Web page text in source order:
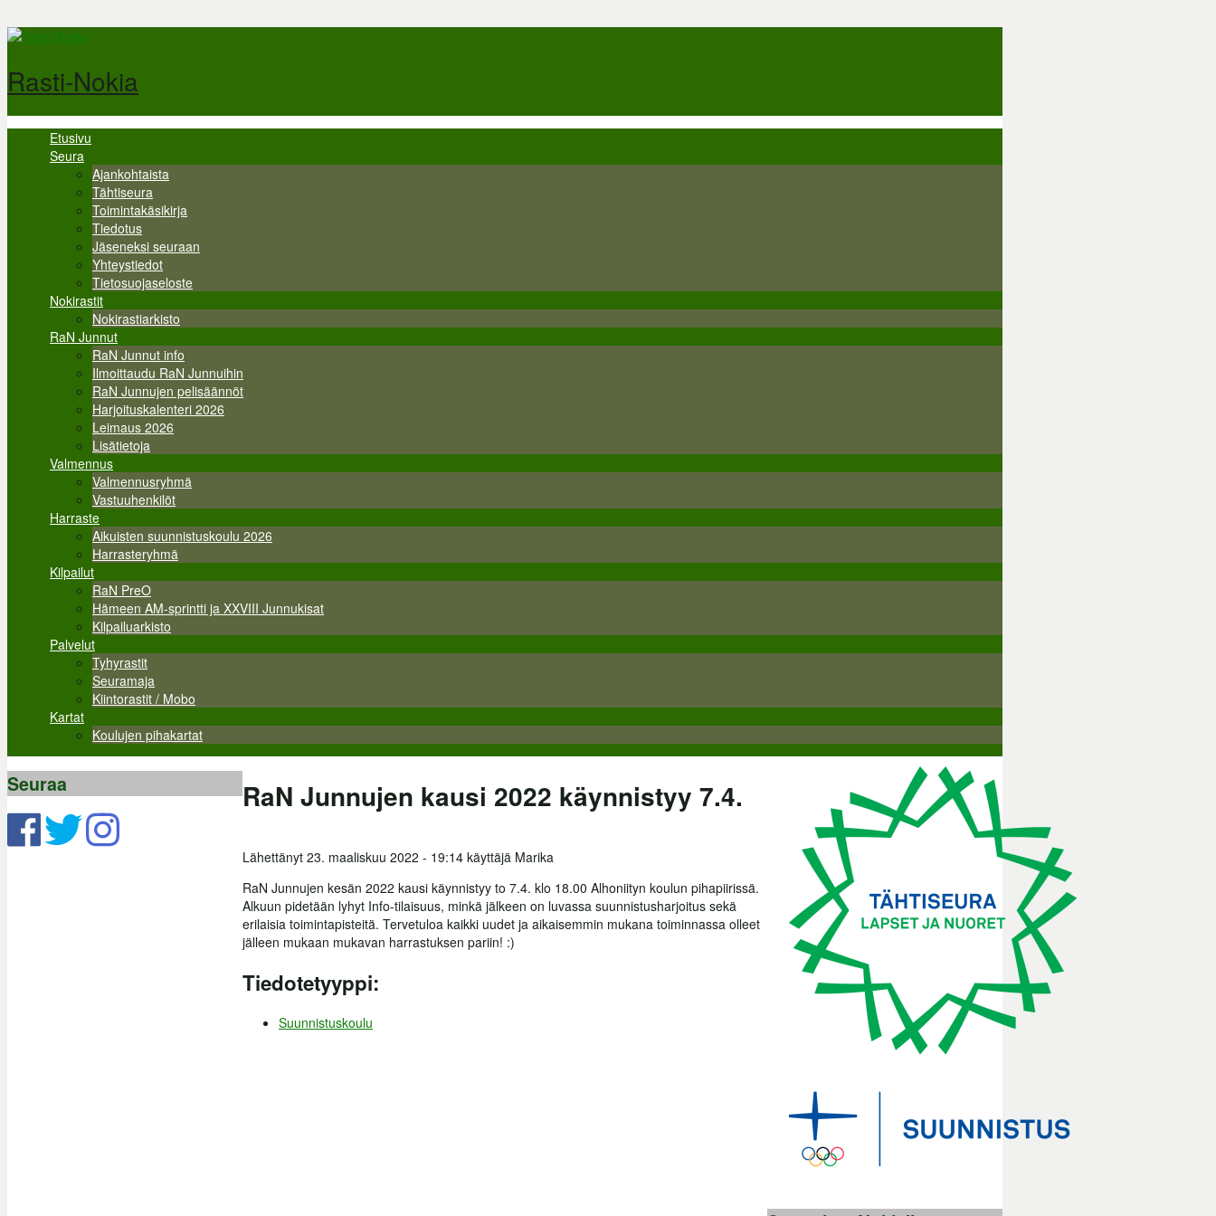
Hyppää pääsisältöön
Rasti-Nokia
Valikko
Etusivu
Seura
Ajankohtaista
Tähtiseura
Toimintakäsikirja
Tiedotus
Jäseneksi seuraan
Yhteystiedot
Tietosuojaseloste
Nokirastit
Nokirastiarkisto
RaN Junnut
RaN Junnut info
Ilmoittaudu RaN Junnuihin
RaN Junnujen pelisäännöt
Harjoituskalenteri 2026
Leimaus 2026
Lisätietoja
Valmennus
Valmennusryhmä
Vastuuhenkilöt
Harraste
Aikuisten suunnistuskoulu 2026
Harrasteryhmä
Kilpailut
RaN PreO
Hämeen AM-sprintti ja XXVIII Junnukisat
Kilpailuarkisto
Palvelut
Tyhyrastit
Seuramaja
Kiintorastit / Mobo
Kartat
Koulujen pihakartat
RaN Junnujen kausi 2022 käynnistyy 7.4.
Lähettänyt 23. maaliskuu 2022 - 19:14 käyttäjä Marika
RaN Junnujen kesän 2022 kausi käynnistyy to 7.4. klo 18.00 Alhoniityn koulun pihapiirissä.
Alkuun pidetään lyhyt Info-tilaisuus, minkä jälkeen on luvassa suunnistusharjoitus sekä
erilaisia toimintapisteitä. Tervetuloa kaikki uudet ja aikaisemmin mukana toiminnassa olleet
jälleen mukaan mukavan harrastuksen pariin! :)
Tiedotetyyppi:
Suunnistuskoulu
Seuraa